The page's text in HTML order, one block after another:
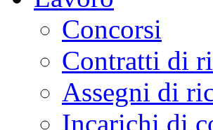
Concorsi
Contratti di
Assegni di
Incarichi di